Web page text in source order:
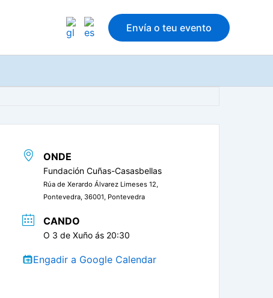
Envía o teu evento
ONDE
Fundación Cuñas-Casasbellas
Rúa de Xerardo Álvarez Limeses 12,
Pontevedra, 36001, Pontevedra
CANDO
O 3 de Xuño ás 20:30
Engadir a Google Calendar